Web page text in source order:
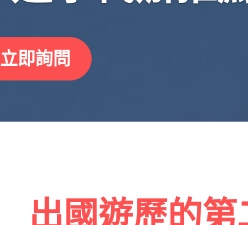
立即詢問
出國遊歷的第